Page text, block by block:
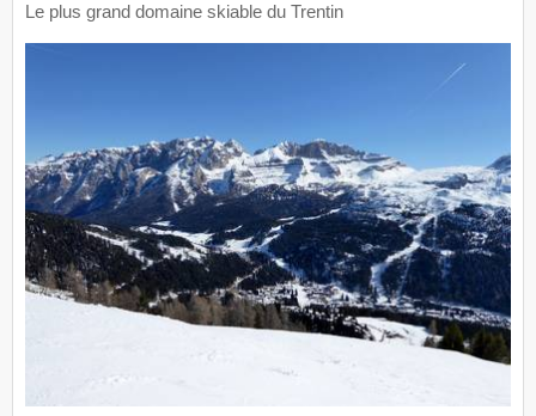
Le plus grand domaine skiable du Trentin